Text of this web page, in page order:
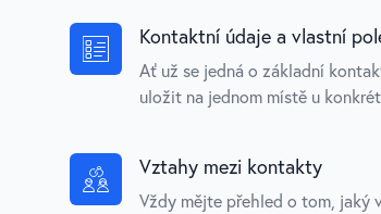
Kontaktní údaje a vlastní
Ať už se jedná o základní
uložit na jednom místě u
Vztahy mezi kontakty
Vždy mějte přehled o tom, jaký